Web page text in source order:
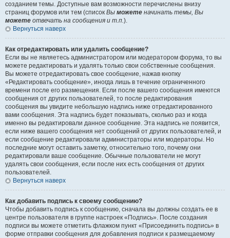
созданием темы. Доступные вам возможности перечислены внизу
страниц форумов или тем (список Вы можете начинать темы, Вы
можете отвечать на сообщения и т.п.).
Вернуться наверх
Как отредактировать или удалить сообщение?
Если вы не являетесь администратором или модератором форума, то вы
можете редактировать и удалять только свои собственные сообщения.
Вы можете отредактировать свое сообщение, нажав кнопку
«Редактировать сообщение», иногда лишь в течение ограниченного
времени после его размещения. Если после вашего сообщения имеются
сообщения от других пользователей, то после редактирования
сообщения вы увидите небольшую надпись ниже отредактированного
вами сообщения. Эта надпись будет показывать, сколько раз и когда
именно вы редактировали данное сообщение. Эта надпись не появится,
если ниже вашего сообщения нет сообщений от других пользователей, и
если сообщение редактировали администраторы или модераторы. Но
последние могут оставить заметку, относительно того, почему они
редактировали ваше сообщение. Обычные пользователи не могут
удалять свои сообщения, если после них есть сообщения от других
пользователей.
Вернуться наверх
Как добавить подпись к своему сообщению?
Чтобы добавить подпись к сообщению, сначала вы должны создать ее в
центре пользователя в группе настроек «Подпись». После создания
подписи вы можете отметить флажком пункт «Присоединить подпись» в
форме отправки сообщения для добавления подписи к размещаемому